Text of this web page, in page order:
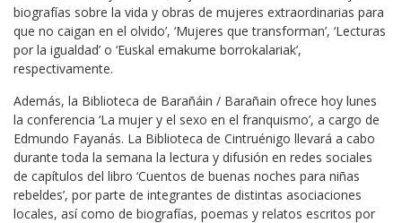
biografías sobre la vida y obras de mujeres extraordinarias para
que no caigan en el olvido’, ‘Mujeres que transforman’, ‘Lecturas
por la igualdad’ o ‘Euskal emakume borrokalariak’,
respectivamente.
Además, la Biblioteca de Barañáin / Barañain ofrece hoy lunes
la conferencia ‘La mujer y el sexo en el franquismo’, a cargo de
Edmundo Fayanás. La Biblioteca de Cintruénigo llevará a cabo
durante toda la semana la lectura y difusión en redes sociales
de capítulos del libro ‘Cuentos de buenas noches para niñas
rebeldes’, por parte de integrantes de distintas asociaciones
locales, así como de biografías, poemas y relatos escritos por